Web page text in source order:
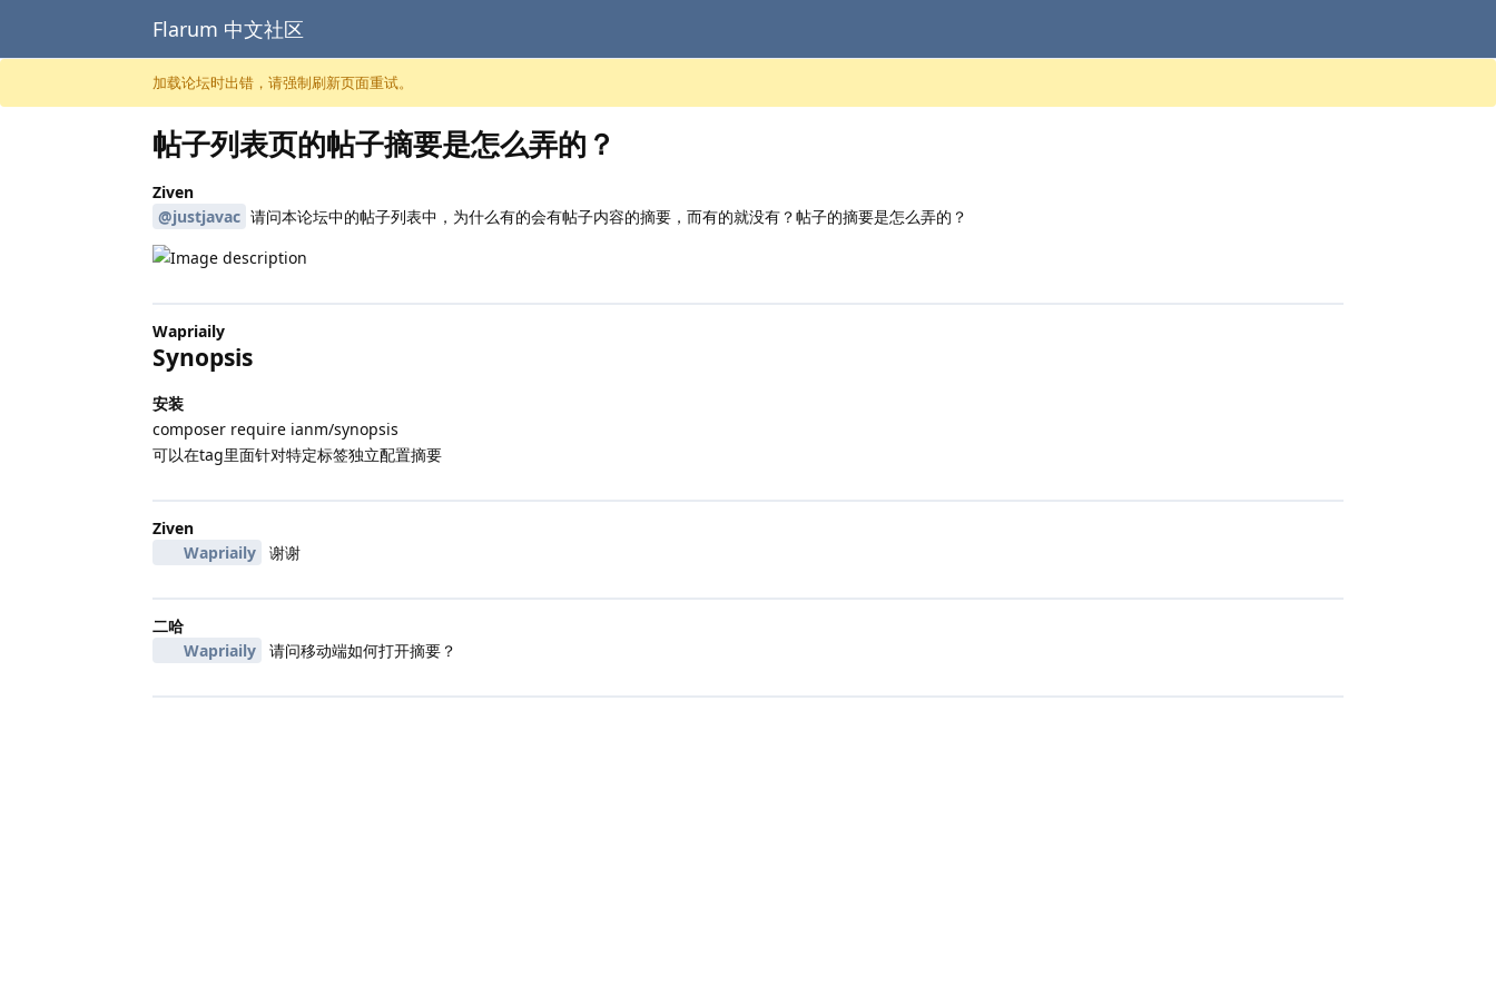
跳至内容
Flarum 中文社区
加载论坛时出错，请强制刷新页面重试。
帖子列表页的帖子摘要是怎么弄的？
Ziven
@justjavac 请问本论坛中的帖子列表中，为什么有的会有帖子内容的摘要，而有的就没有？帖子的摘要是怎么弄的？
Wapriaily
Synopsis
安装
composer require ianm/synopsis
可以在tag里面针对特定标签独立配置摘要
Ziven
Wapriaily
谢谢
二哈
Wapriaily
请问移动端如何打开摘要？